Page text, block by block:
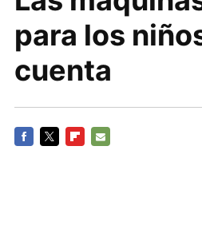
para los
cuenta